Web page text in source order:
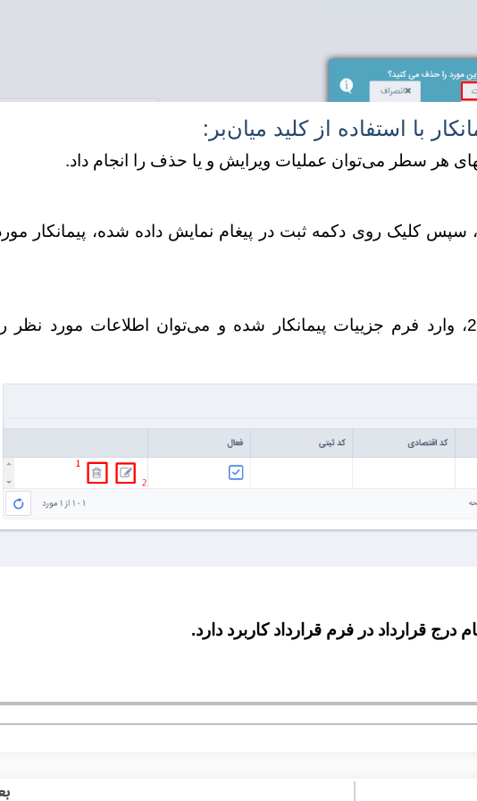
با استفاده از کلید میان‌بر:
هر سطر می‌توان عملیات ویرایش و یا حذف را انجام داد.
با کلیک روی کلید میان‌‌بر شماره 1، سپس کلیک روی دکمه ثبت در پیغام نمایش داده شده، پیمانکار
با کلیک روی کلید میان‌‌بر شماره 2، وارد فرم جزییات پیمانکار شده و می‌توان اطلاعات مورد نظر
قرارداد در فرم قرارداد کاربرد دارد.